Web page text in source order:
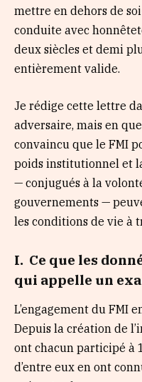
mettre en dehors de
conduite avec
deux siècles et demi
entièrement valide.
Je rédige cette lettre
adversaire, mais en
convaincu que le FMI
poids institutionnel et
— conjugués à la
gouvernements —
les conditions de vie à
I. Ce que les
qui appelle un
L’engagement du FMI
Depuis la création de
ont chacun participé à
d’entre eux en ont